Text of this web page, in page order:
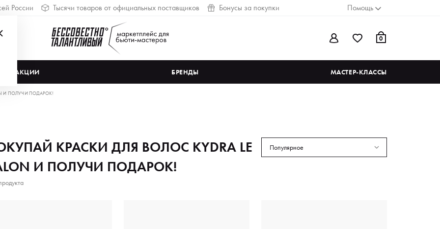
России Тысячи товаров от официальных поставщиков Бонусы за покупки Помощь
0
АКЦИИ БРЕНДЫ МАСТЕР-КЛАССЫ
И ПОЛУЧИ ПОДАРОК!
КРАСКИ ДЛЯ ВОЛОС KYDRA LE
И ПОЛУЧИ ПОДАРОК!
Популярное